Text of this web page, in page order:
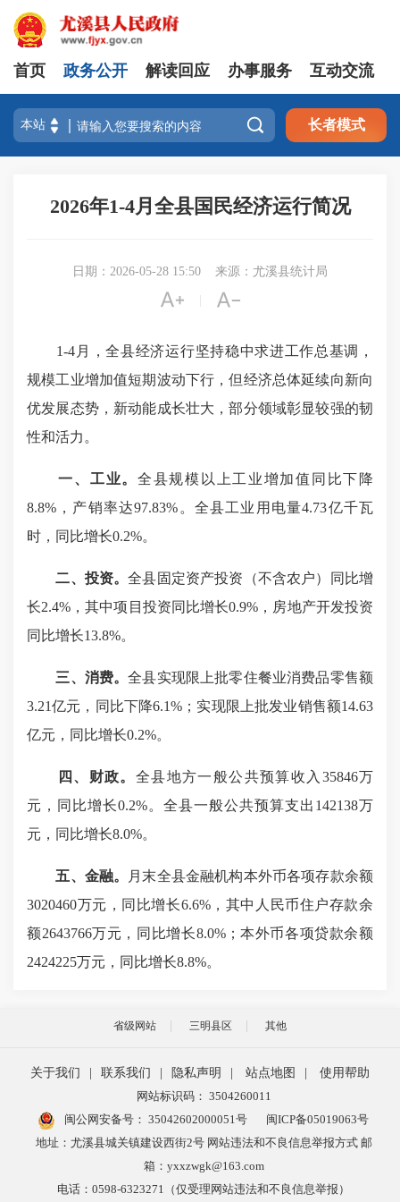
首页 政务公开 解读回应 办事服务 互动交流
 长者模式
2026年1-4月全县国民经济运行简况
日期：2026-05-28 15:50 来源：尤溪县统计局
 
1-4月，全县经济运行坚持稳中求进工作总基调，
规模工业增加值短期波动下行，但经济总体延续向新向
优发展态势，新动能成长壮大，部分领域彰显较强的韧
性和活力。
一、工业。全县规模以上工业增加值同比下降
8.8%，产销率达97.83%。全县工业用电量4.73亿千瓦
时，同比增长0.2%。
二、投资。全县固定资产投资（不含农户）同比增
长2.4%，其中项目投资同比增长0.9%，房地产开发投资
同比增长13.8%。
三、消费。全县实现限上批零住餐业消费品零售额
3.21亿元，同比下降6.1%；实现限上批发业销售额14.63
亿元，同比增长0.2%。
四、财政。 全县地方一般公共预算收入35846万
元，同比增长0.2%。全县一般公共预算支出142138万
元，同比增长8.0%。
五、金融。
月末全县金融机构本外币各项存款余额
3020460万元，同比增长6.6%，其中人民币住户存款余
额2643766万元，同比增长8.0%；本外币各项贷款余额
2424225万元，同比增长8.8%。
省级网站 三明县区 其他
关于我们 联系我们 隐私声明 站点地图
使用帮助
网站标识码： 3504260011
闽公网安备号： 35042602000051号
闽ICP备05019063号
地址：尤溪县城关镇建设西街2号 网站违法和不良信息举报方式 邮
箱：yxxzwgk@163.com
电话：0598-6323271（仅受理网站违法和不良信息举报）